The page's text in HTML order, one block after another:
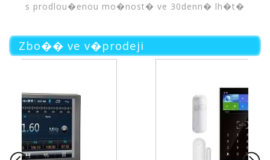
s prodlou�enou mo�nost� ve 30denn� lh�t�
Zbo�� ve v�prodeji